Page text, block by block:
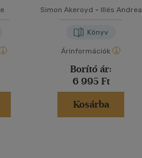
Simon Akeroyd - Illés Andrea
Könyv
Árinformációk
Borító ár:
6 995 Ft
Kosárba